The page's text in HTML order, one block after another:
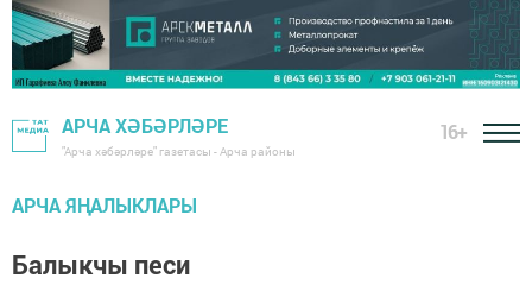
АРЧА ХӘБӘРЛӘРЕ
"Арча хәбәрләре" газетасы - Арча районы
16+
АРЧА ЯҢАЛЫКЛАРЫ
Балыкчы песи